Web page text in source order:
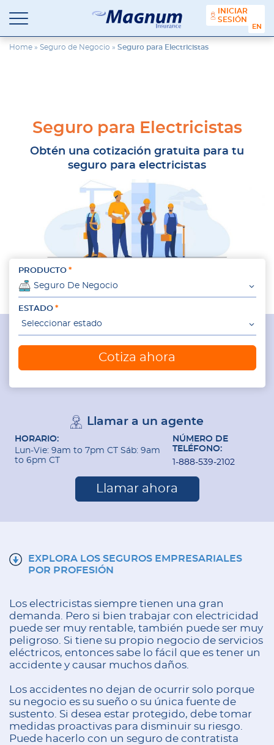
contenido
Seguros
Magnum
Agencia
de
INICIAR
SESIÓN
Home » Seguro de Negocio » Seguro para Electricistas
Seguro para Electricistas
Obtén una cotización gratuita para tu
seguro para electricistas
PRODUCTO
Seguro De Negocio
ESTADO
Seleccionar estado
Cotiza ahora
Llamar a un agente
HORARIO:
Lun-Vie: 9am to 7pm CT Sáb: 9am
to 6pm CT
NÚMERO DE
TELÉFONO:
1-888-539-2102
Llamar ahora
EXPLORA LOS SEGUROS EMPRESARIALES
POR PROFESIÓN
Los electricistas siempre tienen una gran
demanda. Pero si bien trabajar con electricidad
puede ser muy rentable, también puede ser muy
peligroso. Si tiene su propio negocio de servicios
eléctricos, entonces sabe lo fácil que es tener un
accidente y causar muchos daños.
Los accidentes no dejan de ocurrir solo porque
su negocio es su sueño o su única fuente de
sustento. Si desea estar protegido, debe tomar
medidas proactivas para disminuir su riesgo.
Puede hacerlo con un seguro de contratista